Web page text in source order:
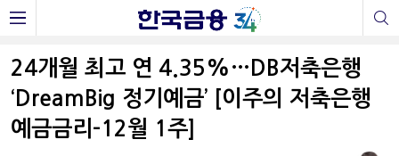
24개월 최고 연 4.35%…DB저축은행
‘DreamBig 정기예금’ [이주의 저축은행
예금금리-12월 1주]